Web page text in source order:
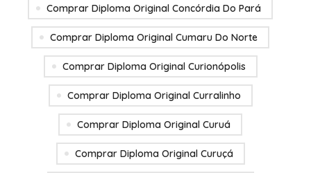
Comprar Diploma Original Concórdia Do Pará
Comprar Diploma Original Cumaru Do Norte
Comprar Diploma Original Curionópolis
Comprar Diploma Original Curralinho
Comprar Diploma Original Curuá
Comprar Diploma Original Curuçá